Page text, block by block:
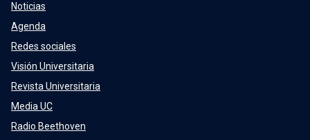
Noticias
Agenda
Redes sociales
Visión Universitaria
Revista Universitaria
Media UC
Radio Beethoven